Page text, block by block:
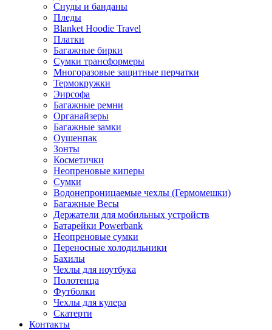
Снуды и банданы
Пледы
Blanket Hoodie Travel
Платки
Багажные бирки
Сумки трансформеры
Многоразовые защитные перчатки
Термокружки
Эирсофа
Багажные ремни
Органайзеры
Багажные замки
Оушенпак
Зонты
Косметички
Неопреновые киперы
Сумки
Водонепроницаемые чехлы (Гермомешки)
Багажные Весы
Держатели для мобильных устройств
Батарейки Powerbank
Неопреновые сумки
Переносные холодильники
Бахилы
Чехлы для ноутбука
Полотенца
Футболки
Чехлы для кулера
Скатерти
Контакты